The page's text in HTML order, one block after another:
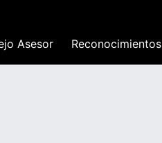
Asesor Reconocimientos